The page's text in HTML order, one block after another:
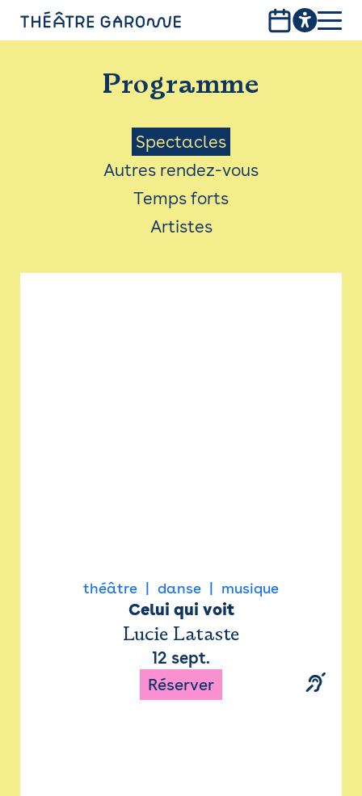
PROGRAMME
INFOS PRATIQUES
AVEC LES PUBLICS
ACCESSIBILITÉ
LES PRODUCTIONS
Programme
Menu
Saison
Spectacles
Autres rendez-vous
Temps forts
Artistes
théâtre danse musique
Celui qui voit
Lucie Lataste
12 sept.
Réserver